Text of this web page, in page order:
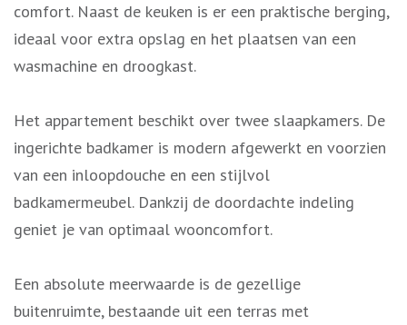
comfort. Naast de keuken is er een praktische berging,
ideaal voor extra opslag en het plaatsen van een
wasmachine en droogkast.
Het appartement beschikt over twee slaapkamers. De
ingerichte badkamer is modern afgewerkt en voorzien
van een inloopdouche en een stijlvol
badkamermeubel. Dankzij de doordachte indeling
geniet je van optimaal wooncomfort.
Een absolute meerwaarde is de gezellige
buitenruimte, bestaande uit een terras met